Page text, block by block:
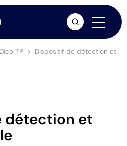
Dico TP Dispositif de détection et
détection et
arrow_forward